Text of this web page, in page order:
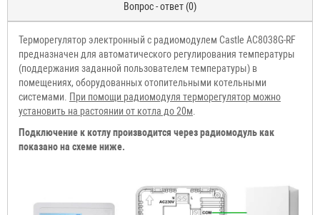
Вопрос - ответ (0)
Терморегулятор электронный с радиомодулем Castle АС8038G-RF
предназначен для автоматического регулирования температуры
(поддержания заданной пользователем температуры) в
помещениях, оборудованных отопительными котельными
системами.
При помощи радиомодуля терморегулятор можно
установить на растоянии от котла до 20м
Подключение к котлу производится через радиомодуль как
показано на схеме ниже.